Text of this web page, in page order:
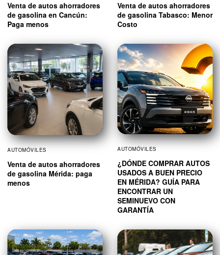
Venta de autos ahorradores
de gasolina en Cancún:
Paga menos
Venta de autos ahorradores
de gasolina Tabasco: Menor
Costo
AUTOMÓVILES
Venta de autos ahorradores
de gasolina Mérida: paga
menos
AUTOMÓVILES
¿DÓNDE COMPRAR AUTOS
USADOS A BUEN PRECIO
EN MÉRIDA? GUÍA PARA
ENCONTRAR UN
SEMINUEVO CON
GARANTÍA